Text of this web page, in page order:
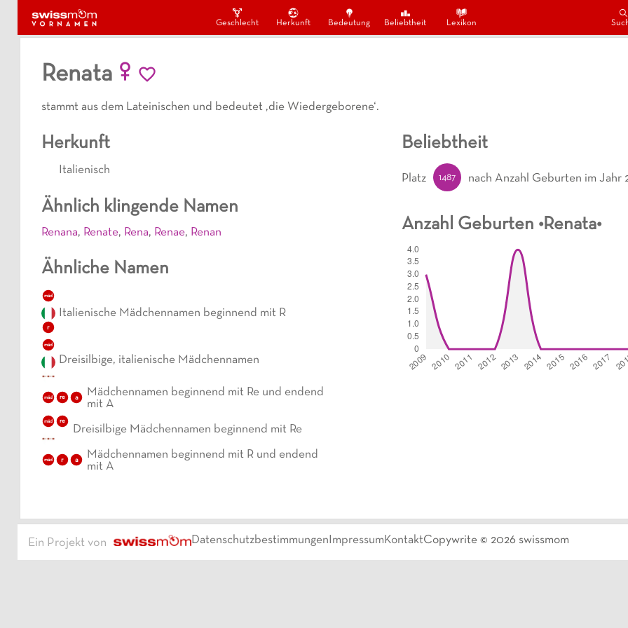
Geschlecht Herkunft Bedeutung Beliebtheit Lexikon
Renata
stammt aus dem Lateinischen und bedeutet ‚die Wiedergeborene‘.
Herkunft
Italienisch
Ähnlich klingende Namen
Renana, Renate, Rena, Renae, Renan
Ähnliche Namen
mäd
r
Italienische Mädchennamen beginnend mit R
mäd
Dreisilbige, italienische Mädchennamen
mäd re a
Mädchennamen beginnend mit Re und endend
mit A
mäd re
Dreisilbige Mädchennamen beginnend mit Re
mäd r a
Mädchennamen beginnend mit R und endend
mit A
Beliebtheit
Platz 1487 nach Anzahl Geburten im Jahr
Anzahl Geburten •Renata•
Ein Projekt von DatenschutzbestimmungenImpressumKontaktCopywrite © 2026 swissmom